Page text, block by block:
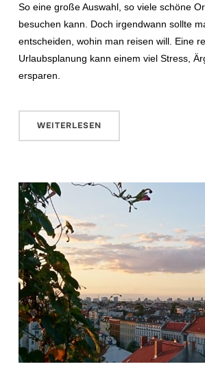
So eine große Auswahl, so viele schöne
besuchen kann. Doch irgendwann sollte
entscheiden, wohin man reisen will. Eine
Urlaubsplanung kann einem viel Stress,
ersparen.
WEITERLESEN